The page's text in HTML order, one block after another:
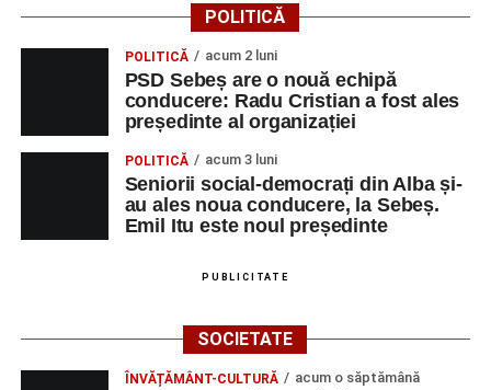
ține loc de caracter, de omenie. Voi păstra gândul ferm că
„O mare familie, o comunitate pentru trup, minte și suflet,
un mod de a lua o gură de aer într-un bombardament
„Voi merge acasă cu gândul că educația și nu numai are
la bază doi piloni: OMUL SFINȚEȘTE LOCUL și VORBA
DULCE MULT ADUCE. De la elev până la părinte și mai
(Prof. Ciura Marinela)
Privind spre ediția următoare
POLITICĂ
POLITICĂ acum 2 luni
PSD Sebeș are o nouă echipă
conducere: Radu Cristian a fost ales
președinte al organizației
POLITICĂ acum 3 luni
Seniorii social-democrați din Alba și-
au ales noua conducere, la Sebeș.
Emil Itu este noul președinte
PUBLICITATE
SOCIETATE
ÎNVĂȚĂMÂNT-CULTURĂ acum o săptămână